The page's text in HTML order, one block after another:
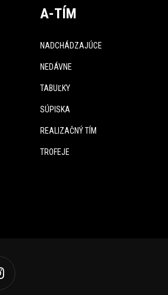
A-TÍM
NADCHÁDZAJÚCE
NEDÁVNE
TABUĽKY
SÚPISKA
REALIZAČNÝ TÍM
TROFEJE